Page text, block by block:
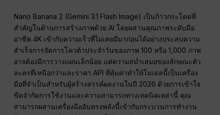
Nano Banana 2 (Gemini 3.1 Flash Image) เป็นก้าวกระโดดที่
สำคัญในด้านการสร้างภาพด้วย AI โดยผสานคุณภาพระดับมือ
อาชีพ 4K เข้ากับความเร็วที่ไม่เคยมีมาก่อนได้อย่างประสบความ
สำเร็จการจัดการโควต้าประจำวันของภาพ 100 หรือ 1,000 ภาพ
อาจต้องมีการวางแผนเล็กน้อย แต่ความสม่ำเสมอของลักษณะตัว
ละครที่เหนือกว่าและราคา API ที่คุ้มค่าทำให้โมเดลนี้เป็นเครื่อง
มือที่จำเป็นสำหรับผู้สร้างสรรค์ผลงานในปี 2026 ด้วยการเข้าใจ
ขีดจำกัดการใช้งานและความสามารถทางเทคนิคเหล่านี้ คุณ
สามารถผสานเครื่องมืออันทรงพลังนี้เข้ากับกระบวนการทำงาน